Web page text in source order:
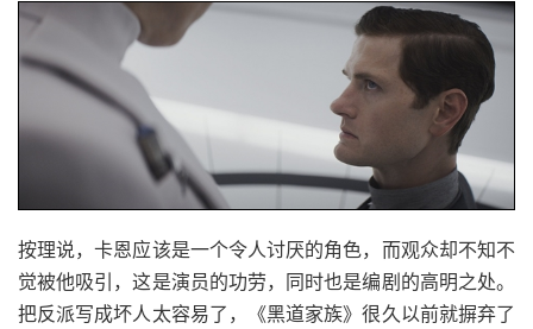
按理说，卡恩应该是一个令人讨厌的角色，而观众却不知不
觉被他吸引，这是演员的功劳，同时也是编剧的高明之处。
把反派写成坏人太容易了，《黑道家族》很久以前就摒弃了